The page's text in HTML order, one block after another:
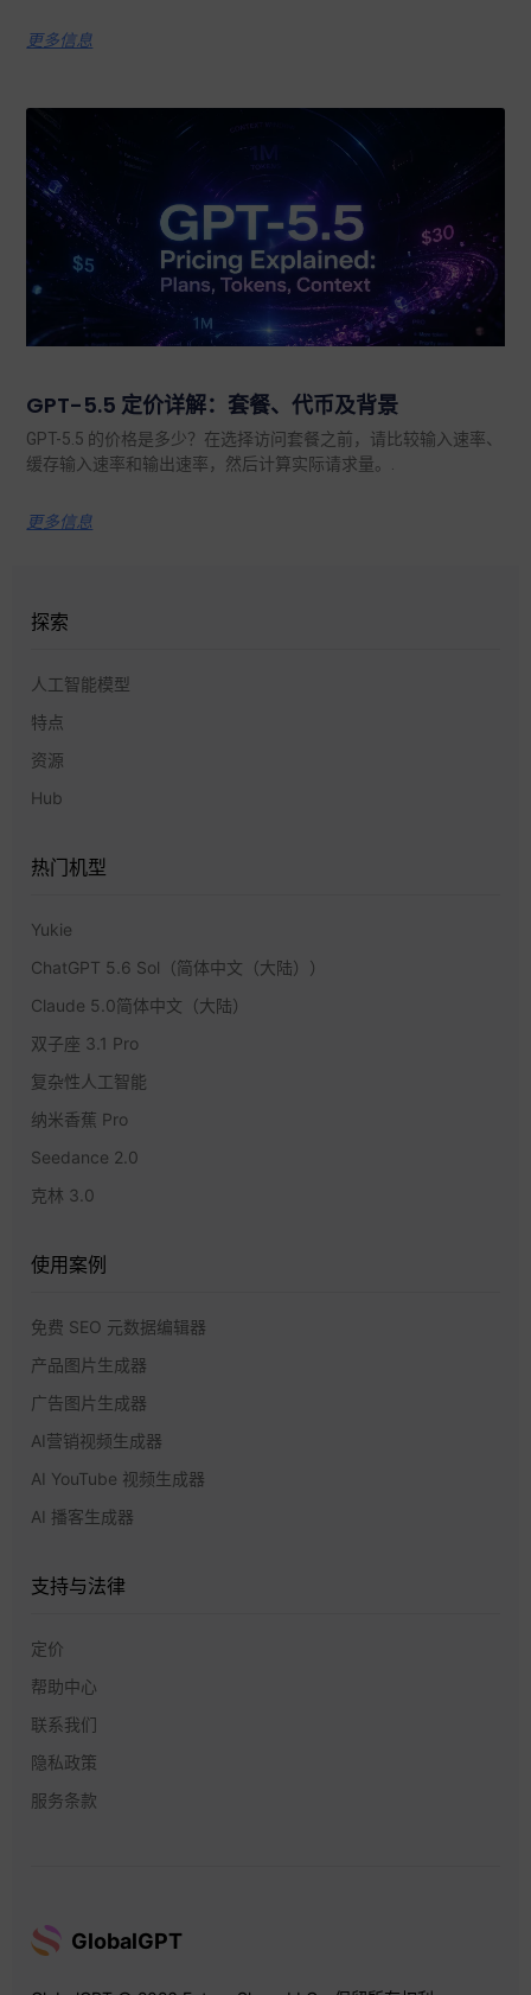
更多信息
GPT-5.5 定价详解：套餐、代币及背景
GPT-5.5 的价格是多少？在选择访问套餐之前，请比较输入速率、
缓存输入速率和输出速率，然后计算实际请求量。.
更多信息
探索
人工智能模型
特点
资源
Hub
热门机型
Yukie
ChatGPT 5.6 Sol（简体中文（大陆））
Claude 5.0简体中文（大陆）
双子座 3.1 Pro
复杂性人工智能
纳米香蕉 Pro
Seedance 2.0
克林 3.0
使用案例
免费 SEO 元数据编辑器
产品图片生成器
广告图片生成器
AI营销视频生成器
AI YouTube 视频生成器
AI 播客生成器
支持与法律
定价
帮助中心
联系我们
隐私政策
服务条款
GlobalGPT